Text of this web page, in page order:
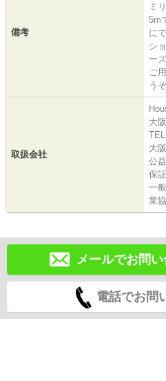
備考
ミ
5m
に
シ
ー
ご
う
取扱会社
大
大
公
保
一
業
メールでお問
電話でお問